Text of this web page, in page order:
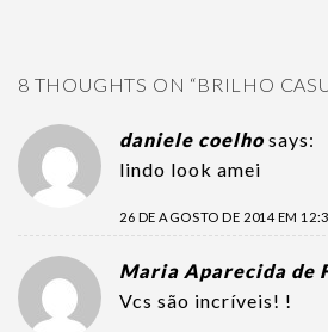
8 THOUGHTS ON “BRILHO
daniele coelho says:
lindo look amei
26 DE AGOSTO DE 2014 EM
Maria Aparecida de
Vcs são incríveis! !